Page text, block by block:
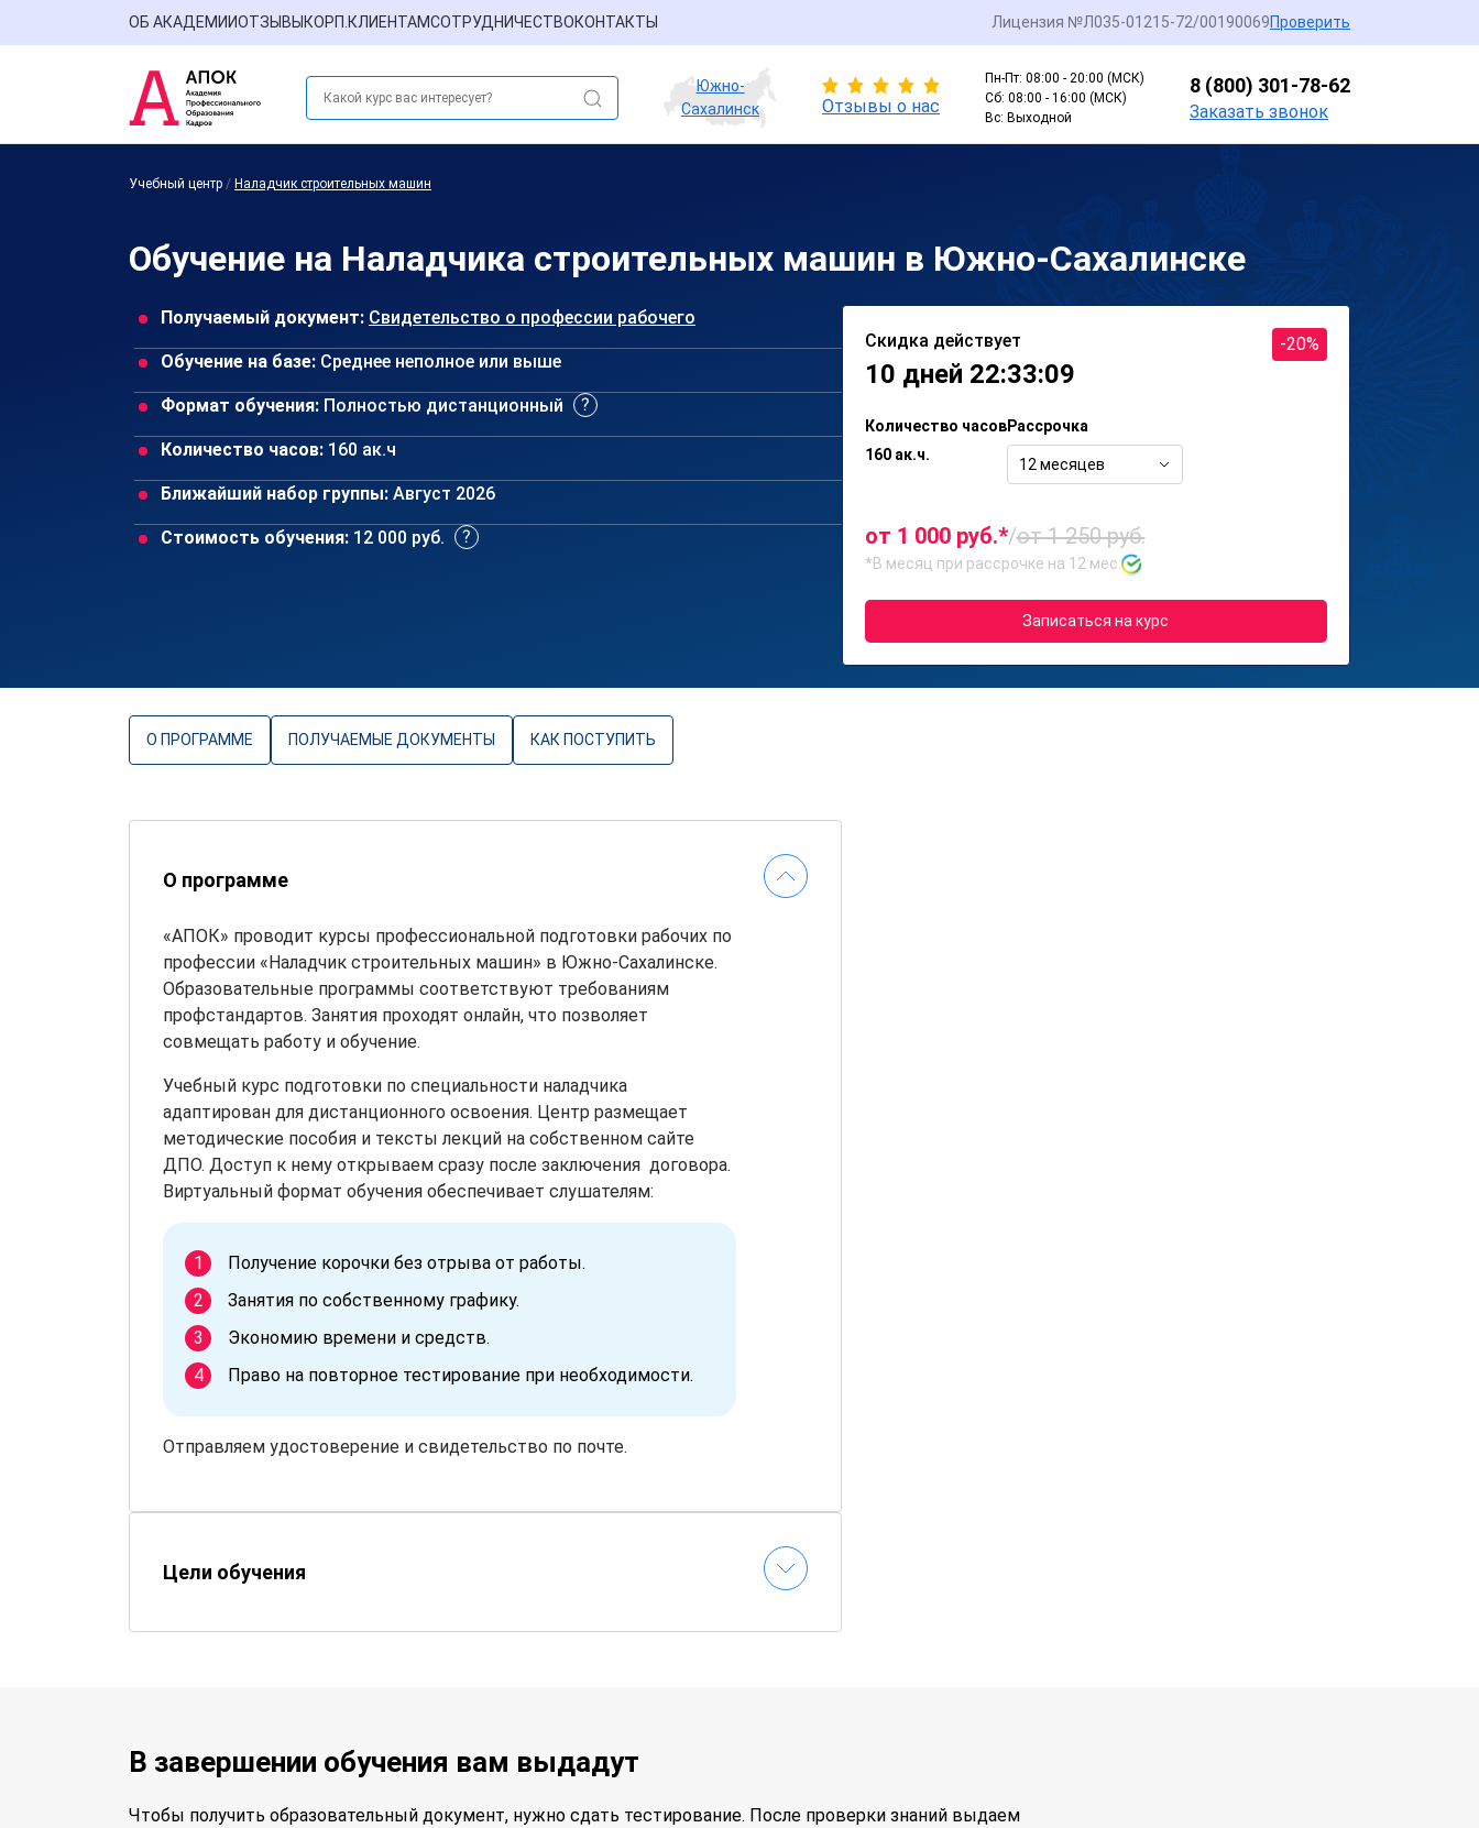
ОБ АКАДЕМИИОТЗЫВЫ КОРП.КЛИЕНТАМСОТРУДНИЧЕСТВОКОНТАКТЫ Лицензия №Л035-01215-72/00190069Проверить
Южно-
Сахалинск
Отзывы о нас
Пн-Пт: 08:00 - 20:00 (МСК)
Сб: 08:00 - 16:00 (МСК)
Вс: Выходной
8 (800) 301-78-62
Заказать звонок
Учебный центр / Наладчик строительных машин
Обучение на Наладчика строительных машин в Южно-Сахалинске
Получаемый документ: Свидетельство о профессии рабочего
Обучение на базе: Среднее неполное или выше
Формат обучения: Полностью дистанционный
Количество часов: 160 ак.ч
Ближайший набор группы: Август 2026
Стоимость обучения: 12 000 руб.
Скидка действует
10 дней 22:33:09
-20%
Количество часов
160 ак.ч.
Рассрочка
12 месяцев
от 1 000 руб.*/от 1 250 руб.
*В месяц при рассрочке на 12 мес.
Записаться на курс
О ПРОГРАММЕ ПОЛУЧАЕМЫЕ ДОКУМЕНТЫ КАК ПОСТУПИТЬ
О программе
«АПОК» проводит курсы профессиональной подготовки рабочих по
профессии «Наладчик строительных машин» в Южно-Сахалинске.
Образовательные программы соответствуют требованиям
профстандартов. Занятия проходят онлайн, что позволяет
совмещать работу и обучение.
Учебный курс подготовки по специальности наладчика
адаптирован для дистанционного освоения. Центр размещает
методические пособия и тексты лекций на собственном сайте
ДПО. Доступ к нему открываем сразу после заключения договора.
Виртуальный формат обучения обеспечивает слушателям:
Получение корочки без отрыва от работы.
Занятия по собственному графику.
Экономию времени и средств.
Право на повторное тестирование при необходимости.
Отправляем удостоверение и свидетельство по почте.
Цели обучения
В завершении обучения вам выдадут
Чтобы получить образовательный документ, нужно сдать тестирование. После проверки знаний выдаем